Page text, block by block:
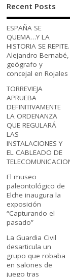
Recent Posts
ESPAÑA SE
QUEMA…Y LA
HISTORIA SE REPITE.
Alejandro Bernabé,
geógrafo y
concejal en Rojales
TORREVIEJA
APRUEBA
DEFINITIVAMENTE
LA ORDENANZA
QUE REGULARÁ
LAS
INSTALACIONES Y
EL CABLEADO DE
El museo
paleontológico de
Elche inaugura la
exposición
“Capturando el
pasado”
La Guardia Civil
desarticula un
grupo que robaba
en salones de
juego tras